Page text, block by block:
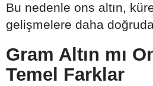
Bu nedenle ons altın,
gelişmelere daha
Gram Altın mı
Temel Farklar